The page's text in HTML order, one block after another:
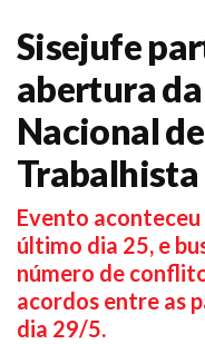
Sisejufe
abertura da
Nacional
Trabalhista
Evento aconteceu
último dia 25, e
número de
acordos entre as
dia 29/5.
O Sindicato
Agenda
Casa do Alto
Sede Campestre
Nossos Convênios
Gympass Wellhub
Seguro Auto
Plano de Saúde
Assistência Funeral